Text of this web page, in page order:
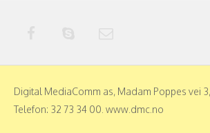
Digital MediaComm as, Madam Poppes vei
Telefon: 32 73 34 00. www.dmc.no